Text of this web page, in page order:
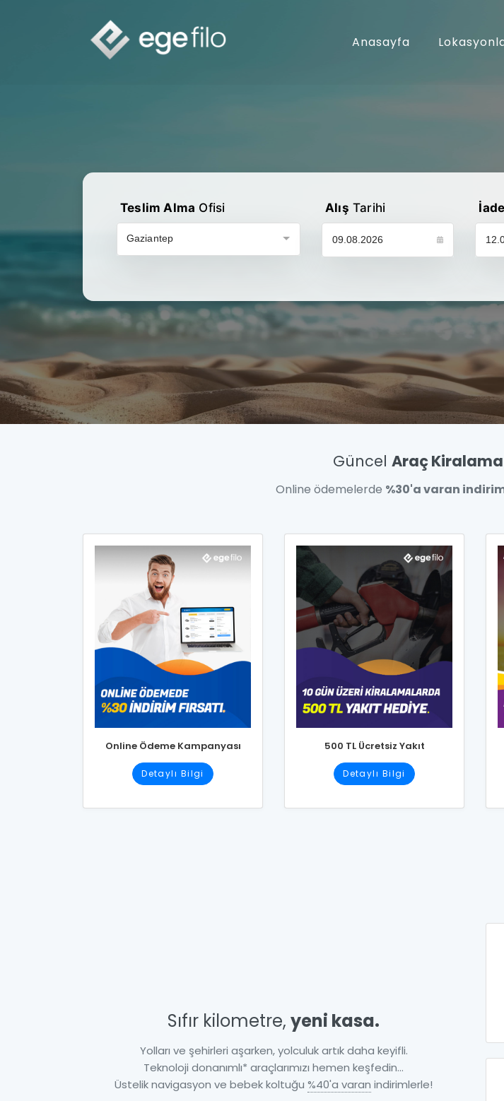
Anasayfa
Teslim Alma Ofisi
Gaziantep
Alış Tarihi
Lütfen araç alış tarihinizi seçin
İade
Güncel Araç Kiralama
Online ödemelerde %30'a varan
Online Ödeme Kampanyası
Detaylı Bilgi
500 TL Ücretsiz Yakıt
Detaylı Bilgi
Sıfır kilometre, yeni kasa.
Yolları ve şehirleri aşarken, yolculuk artık daha keyifli.
Teknoloji donanımlı* araçlarımızı hemen keşfedin...
Üstelik navigasyon ve bebek koltuğu %40'a varan indirimlerle!